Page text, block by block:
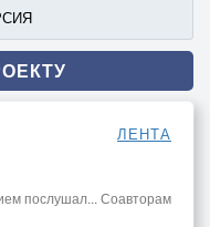
ЛЕНТА
послушал... Соавторам